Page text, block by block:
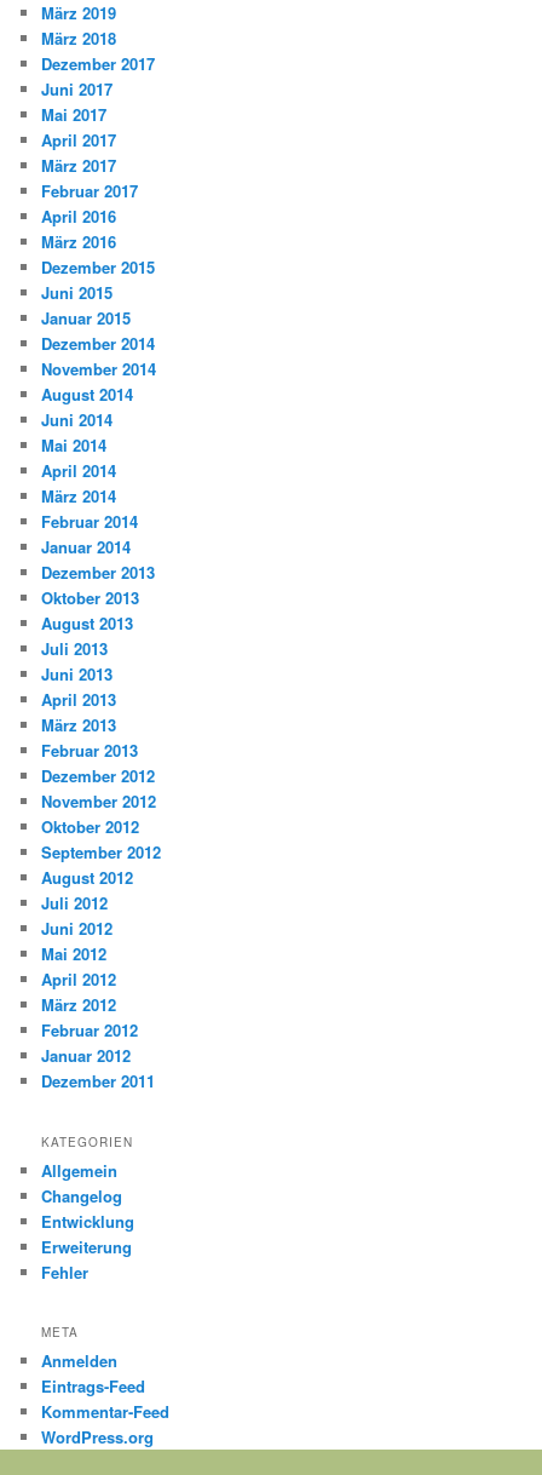
März 2019
März 2018
Dezember 2017
Juni 2017
Mai 2017
April 2017
März 2017
Februar 2017
April 2016
März 2016
Dezember 2015
Juni 2015
Januar 2015
Dezember 2014
November 2014
August 2014
Juni 2014
Mai 2014
April 2014
März 2014
Februar 2014
Januar 2014
Dezember 2013
Oktober 2013
August 2013
Juli 2013
Juni 2013
April 2013
März 2013
Februar 2013
Dezember 2012
November 2012
Oktober 2012
September 2012
August 2012
Juli 2012
Juni 2012
Mai 2012
April 2012
März 2012
Februar 2012
Januar 2012
Dezember 2011
KATEGORIEN
Allgemein
Changelog
Entwicklung
Erweiterung
Fehler
META
Anmelden
Eintrags-Feed
Kommentar-Feed
WordPress.org